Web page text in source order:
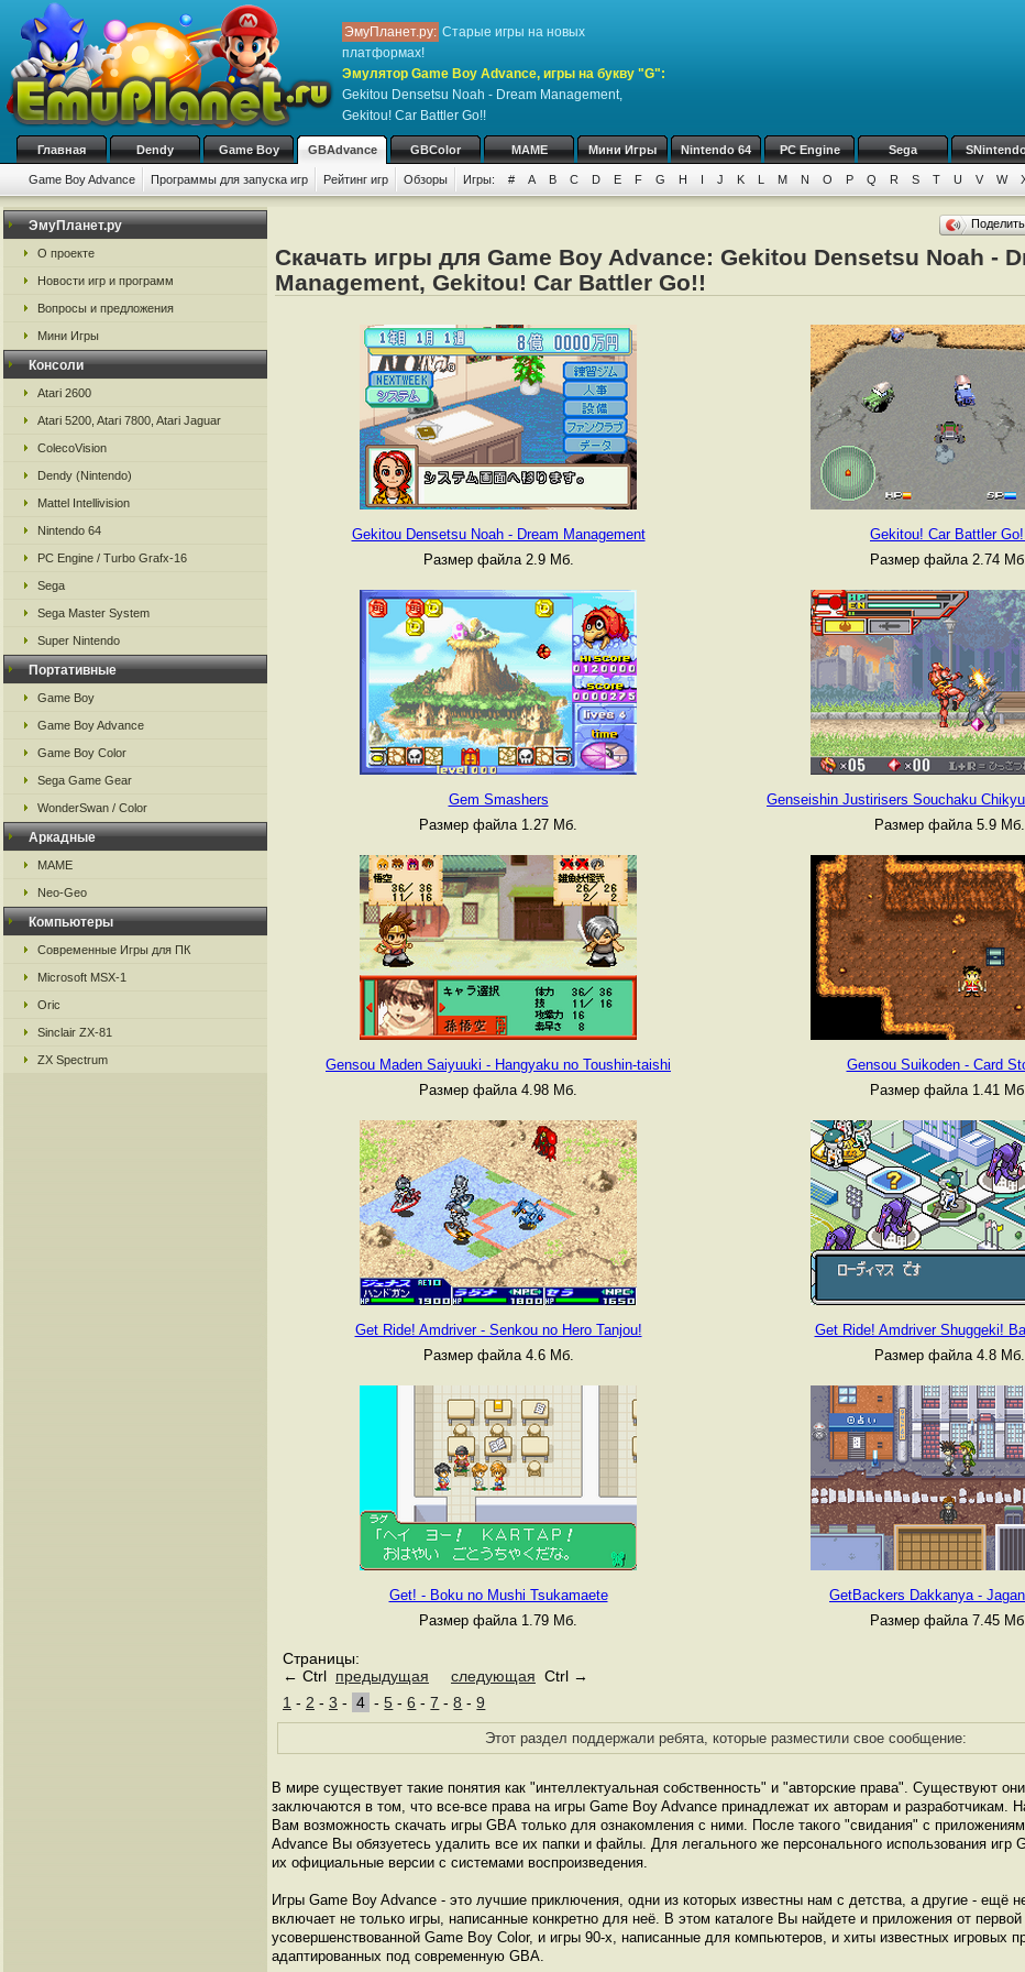
ЭмуПланет.ру: Старые игры на новых
платформах!
Эмулятор Game Boy Advance, игры на букву "G":
Gekitou Densetsu Noah - Dream Management,
Gekitou! Car Battler Go!!
Главная Dendy Game Boy GBAdvance GBColor MAME Мини Игры Nintendo 64 PC Engine Sega
Game Boy Advance Программы для запуска игр Рейтинг игр Обзоры Игры: # A B C D E F G H I J K L M N O P Q R S T U V W
ЭмуПланет.ру
О проекте
Новости игр и программ
Вопросы и предложения
Мини Игры
Консоли
Atari 2600
Atari 5200, Atari 7800, Atari Jaguar
ColecoVision
Dendy (Nintendo)
Mattel Intellivision
Nintendo 64
PC Engine / Turbo Grafx-16
Sega
Sega Master System
Super Nintendo
Портативные
Game Boy
Game Boy Advance
Game Boy Color
Sega Game Gear
WonderSwan / Color
Аркадные
MAME
Neo-Geo
Компьютеры
Современные Игры для ПК
Microsoft MSX-1
Oric
Sinclair ZX-81
ZX Spectrum
Скачать игры для Game Boy Advance: Gekitou Densetsu Noah -
Management, Gekitou! Car Battler Go!!
Gekitou Densetsu Noah - Dream Management
Размер файла 2.9 Мб.
Gekitou! Car Battler
Размер файла 2.74
Gem Smashers
Размер файла 1.27 Мб.
Genseishin Justirisers Souchaku
Размер файла 5.9 Мб.
Gensou Maden Saiyuuki - Hangyaku no Toushin-taishi
Размер файла 4.98 Мб.
Gensou Suikoden - Card
Размер файла 1.41
Get Ride! Amdriver - Senkou no Hero Tanjou!
Размер файла 4.6 Мб.
Get Ride! Amdriver Shuggeki!
Размер файла 4.8 Мб.
Get! - Boku no Mushi Tsukamaete
Размер файла 1.79 Мб.
GetBackers Dakkanya -
Размер файла 7.45
Страницы:
← Ctrl предыдущая следующая Ctrl →
1 - 2 - 3 - 4 -5 -6 -7 -8 -9
Этот раздел поддержали ребята, которые разместили свое сообщение:
В мире существует такие понятия как "интеллектуальная собственность" и "авторские права". Существуют
заключаются в том, что все-все права на игры Game Boy Advance принадлежат их авторам и разработчикам.
Вам возможность скачать игры GВА только для ознакомления с ними. После такого "свидания" с
Advance Вы обязуетесь удалить все их папки и файлы. Для легального же персонального использования игр
их официальные версии с системами воспроизведения.
Игры Game Boy Advance - это лучшие приключения, одни из которых известны нам с детства, а другие - ещё
включает не только игры, написанные конкретно для неё. В этом каталоге Вы найдете и приложения от
усовершенствованной Game Boу Color, и игры 90-х, написанные для компьютеров, и хиты известных игровых
адаптированных под современную GВА.